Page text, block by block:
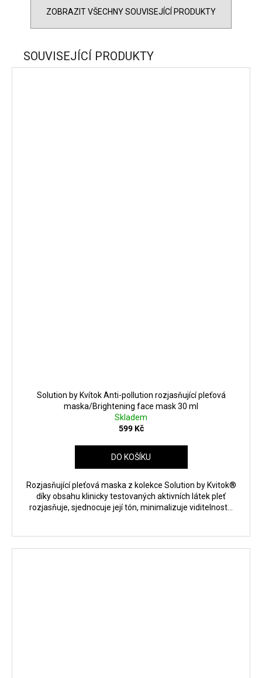
ZOBRAZIT VŠECHNY SOUVISEJÍCÍ PRODUKTY
SOUVISEJÍCÍ PRODUKTY
Solution by Kvítok Anti-pollution rozjasňující pleťová
maska/Brightening face mask 30 ml
Skladem
599 Kč
DO KOŠÍKU
Rozjasňující pleťová maska ​​z kolekce Solution by Kvitok®
díky obsahu klinicky testovaných aktivních látek pleť
rozjasňuje, sjednocuje její tón, minimalizuje viditelnost...